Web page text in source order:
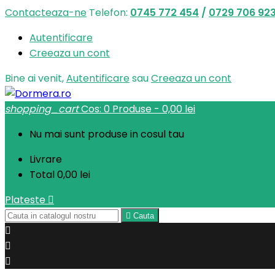
Contacteaza-ne Telefon: 0745 772 454 / 0729 706 923
Autentificare
Creeaza un cont
Bine ai venit,AutentificaresauCreeaza un cont
shopping_cartCos: 0 Produse - 0,00 lei
Nu mai sunt produse in cosul tau
Livrare
Total0,00 lei
Plateste 
 Cauta


